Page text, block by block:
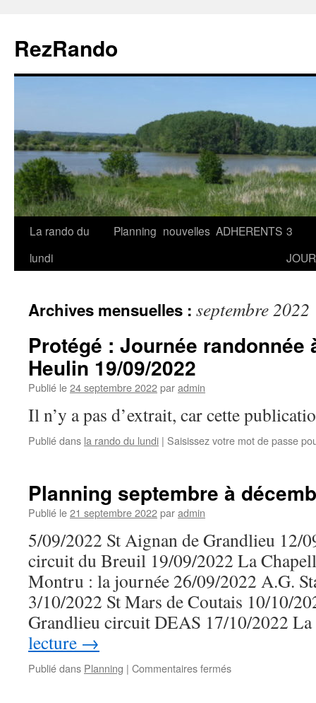
contenu
RezRando
La rando du
lundi
Planning nouvelles ADHERENTS 3
Archives mensuelles : septembre 2022
Protégé : Journée randonnée
Heulin 19/09/2022
Publié le24 septembre 2022paradmin
Il n’y a pas d’extrait, car cette
Publié dans la rando du lundi | Saisissez votre mot de passe
Planning septembre à
Publié le21 septembre 2022paradmin
5/09/2022 St Aignan de Grandlieu 12/
circuit du Breuil 19/09/2022 La
Montru : la journée 26/09/2022 A.G.
3/10/2022 St Mars de Coutais 10/10/
Grandlieu circuit DEAS 17/10/2022
lecture →
Publié dans Planning | Commentaires ferméssur